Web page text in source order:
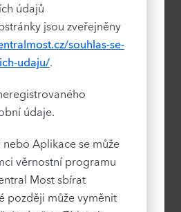
údajů
jsou zveřejněny
souhlas-se-
udaju/.
údaje.
Aplikace se může
věrnostní programu
Most sbírat
později může vyměnit